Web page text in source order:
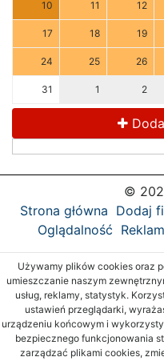
10 11 12
17 18 19
24 25 26
31 1 2
©
Strona główna Dodaj
Oglądalność
Używamy plików cookies oraz
umieszczanie naszym
usług, reklamy, statystyk.
ustawień przeglądarki,
urządzeniu końcowym i
bezpiecznego funkcjonowania
zarządzać plikami cookies,